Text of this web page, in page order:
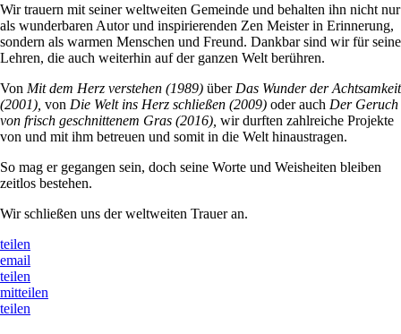
Wir trauern mit seiner weltweiten Gemeinde und behalten ihn nicht nur
als wunderbaren Autor und inspirierenden Zen Meister in Erinnerung,
sondern als warmen Menschen und Freund. Dankbar sind wir für seine
Lehren, die auch weiterhin auf der ganzen Welt berühren.
Von Mit dem Herz verstehen (1989) über Das Wunder der Achtsamkeit
(2001), von Die Welt ins Herz schließen (2009) oder auch Der Geruch
von frisch geschnittenem Gras (2016), wir durften zahlreiche Projekte
von und mit ihm betreuen und somit in die Welt hinaustragen.
So mag er gegangen sein, doch seine Worte und Weisheiten bleiben
zeitlos bestehen.
Wir schließen uns der weltweiten Trauer an.
teilen
email
teilen
mitteilen
teilen